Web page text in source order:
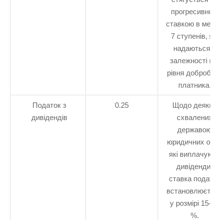
прогресивною
ставкою в
7 ступенів, які
надаються в
залежності від
рівня
платника.
Податок з
дивідендів
0.25
Щодо деяких
схвалених
державою
юридичних
які виплачують
дивіденди,
ставка податку
у розмірі 15-20
%.